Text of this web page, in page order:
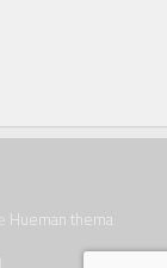
Hueman thema